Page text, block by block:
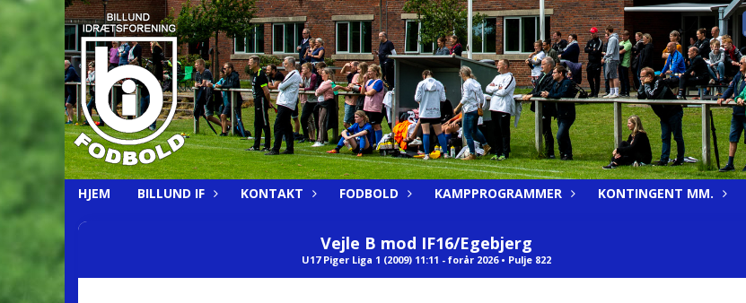
HJEM BILLUND IF KONTAKT FODBOLD KAMPPROGRAMMER KONTINGENT MM.
Vejle B mod IF16/Egebjerg
U17 Piger Liga 1 (2009) 11:11 - forår 2026 • Pulje 822